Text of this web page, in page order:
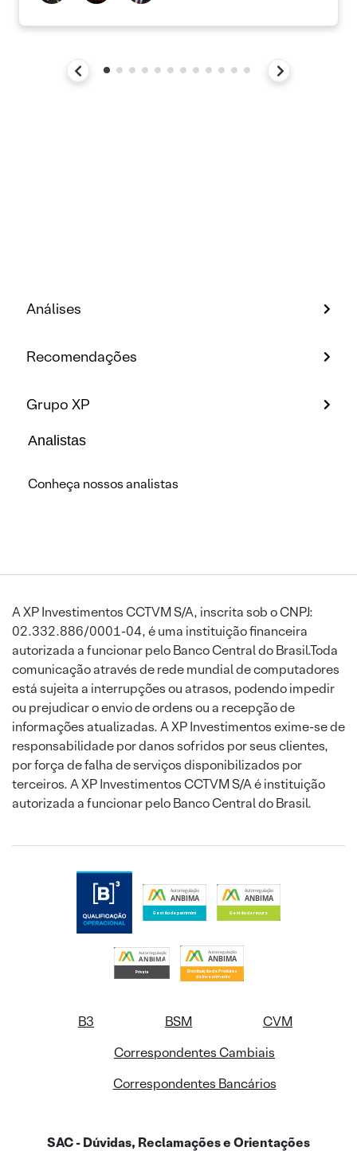
Análises
Recomendações
Grupo XP
Analistas
Conheça nossos analistas
A XP Investimentos CCTVM S/A, inscrita sob o CNPJ:
02.332.886/0001-04, é uma instituição financeira
autorizada a funcionar pelo Banco Central do Brasil.Toda
comunicação através de rede mundial de computadores
está sujeita a interrupções ou atrasos, podendo impedir
ou prejudicar o envio de ordens ou a recepção de
informações atualizadas. A XP Investimentos exime-se de
responsabilidade por danos sofridos por seus clientes,
por força de falha de serviços disponibilizados por
terceiros. A XP Investimentos CCTVM S/A é instituição
autorizada a funcionar pelo Banco Central do Brasil.
B3 BSM
CVM
Correspondentes Cambiais
Correspondentes Bancários
SAC - Dúvidas, Reclamações e Orientações